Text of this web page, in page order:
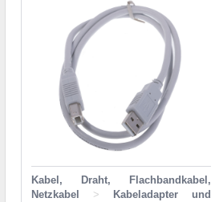
Kabel, Draht, Flachbandkabel,
Netzkabel
>
Kabeladapter und